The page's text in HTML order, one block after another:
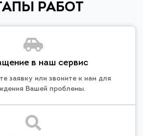
РАБОТ
в наш сервис
заявку или звоните к нам для
Вашей проблемы.